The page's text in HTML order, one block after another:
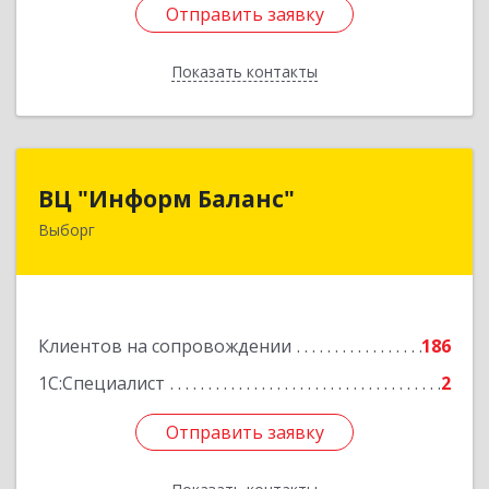
Отправить заявку
Показать контакты
Отправить заявку
Назад
ВЦ "Информ Баланс"
Выборг
Клиентов на сопровождении
186
1С:Специалист
2
Отправить заявку
188800, Ленинградская обл, Выборгский р-н,
Отправить заявку